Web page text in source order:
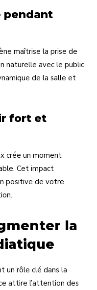
pendant
maîtrise la prise de
naturelle avec le public.
de la salle et
fort et
crée un moment
Cet impact
positive de votre
la
un rôle clé dans la
attire l’attention des